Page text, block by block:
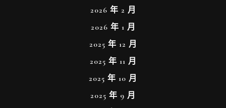
2026 年 2 月
2026 年 1 月
2025 年 12 月
2025 年 11 月
2025 年 10 月
2025 年 9 月